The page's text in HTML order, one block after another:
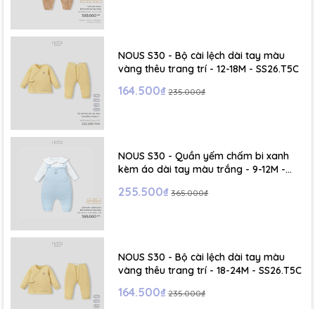
NOUS S30 - Bộ cài lệch dài tay màu
vàng thêu trang trí - 12-18M - SS26.T5C
164.500₫ 235.000₫
NOUS S30 - Quần yếm chấm bi xanh
kèm áo dài tay màu trắng - 9-12M -
255.500₫ 365.000₫
NOUS S30 - Bộ cài lệch dài tay màu
vàng thêu trang trí - 18-24M - SS26.T5C
164.500₫ 235.000₫